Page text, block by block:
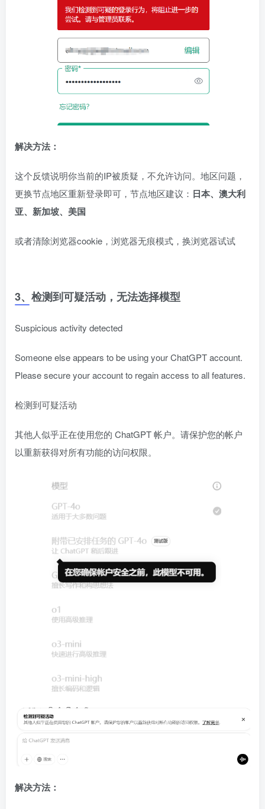
解决方法：
这个反馈说明你当前的IP被质疑，不允许访问。地区问题，
更换节点地区重新登录即可，节点地区建议： 日本、澳大利
亚、新加坡、美国
或者清除浏览器cookie，浏览器无痕模式，换浏览器试试
3、检测到可疑活动，无法选择模型
Suspicious activity detected
Someone else appears to be using your ChatGPT account.
Please secure your account to regain access to all features.
检测到可疑活动
其他人似乎正在使用您的 ChatGPT 帐户。请保护您的帐户
以重新获得对所有功能的访问权限。
解决方法：